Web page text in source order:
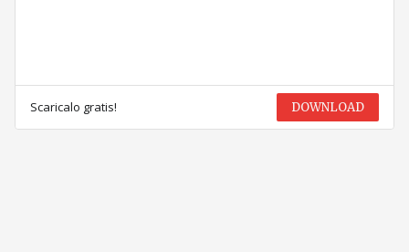
Scaricalo gratis! DOWNLOAD